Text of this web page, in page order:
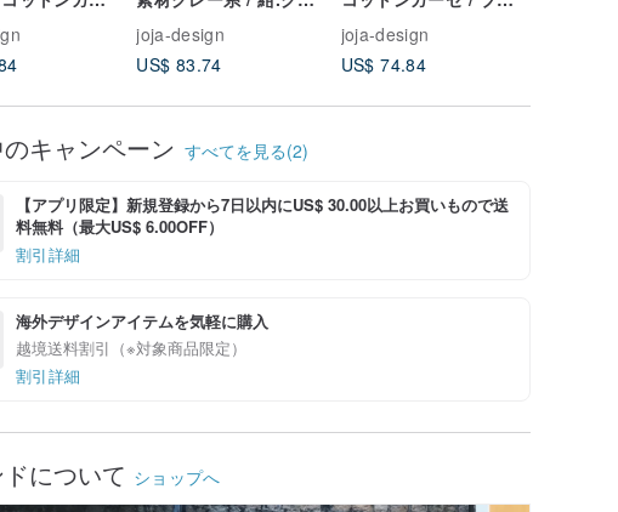
レー
joja-design
US$ 83.74
joja-design
US$ 74.84
キャンペーン すべてを見る(2)
【アプリ限定】新規登録から7日以内にUS$ 30.00以上お買いもので送
料無料（最大US$ 6.00OFF）
割引詳細
海外デザインアイテムを気軽に購入
越境送料割引（※対象商品限定）
割引詳細
について ショップへ